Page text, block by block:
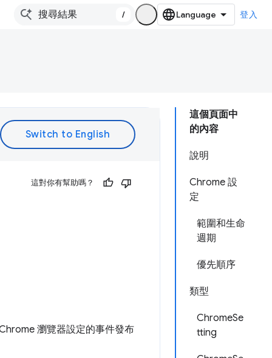
/ 登入
這個頁面中
的內容
說明
Chrome 設
定
範圍和生命
週期
優先順序
類型
ChromeSe
tting
這對你有幫助嗎？
瀏覽器設定的事件發布